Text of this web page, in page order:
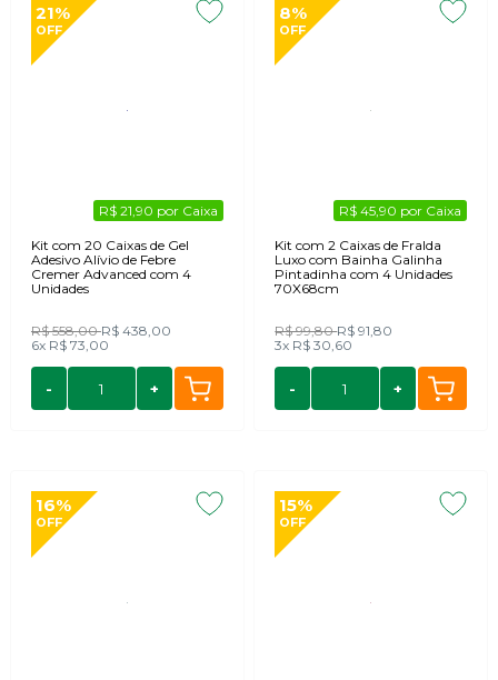
21%
OFF
R$ 21,90 por Caixa
Kit com 20 Caixas de Gel
Adesivo Alívio de Febre
Cremer Advanced com 4
Unidades
R$ 558,00R$ 438,00
6x R$ 73,00
- +
8%
OFF
R$ 45,90 por Caixa
Kit com 2 Caixas de Fralda
Luxo com Bainha Galinha
Pintadinha com 4 Unidades
70X68cm
R$ 99,80R$ 91,80
3x R$ 30,60
- +
16%
OFF
15%
OFF